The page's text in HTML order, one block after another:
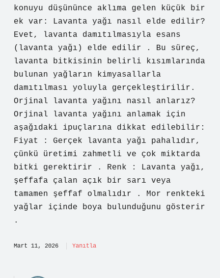
konuyu düşününce aklıma gelen küçük bir
ek var: Lavanta yağı nasıl elde edilir?
Evet, lavanta damıtılmasıyla esans
(lavanta yağı) elde edilir . Bu süreç,
lavanta bitkisinin belirli kısımlarında
bulunan yağların kimyasallarla
damıtılması yoluyla gerçekleştirilir.
Orjinal lavanta yağını nasıl anlarız?
Orjinal lavanta yağını anlamak için
aşağıdaki ipuçlarına dikkat edilebilir:
Fiyat : Gerçek lavanta yağı pahalıdır,
çünkü üretimi zahmetli ve çok miktarda
bitki gerektirir . Renk : Lavanta yağı,
şeffafa çalan açık bir sarı veya
tamamen şeffaf olmalıdır . Mor renkteki
yağlar içinde boya bulunduğunu gösterir
.
Mart 11, 2026 Yanıtla